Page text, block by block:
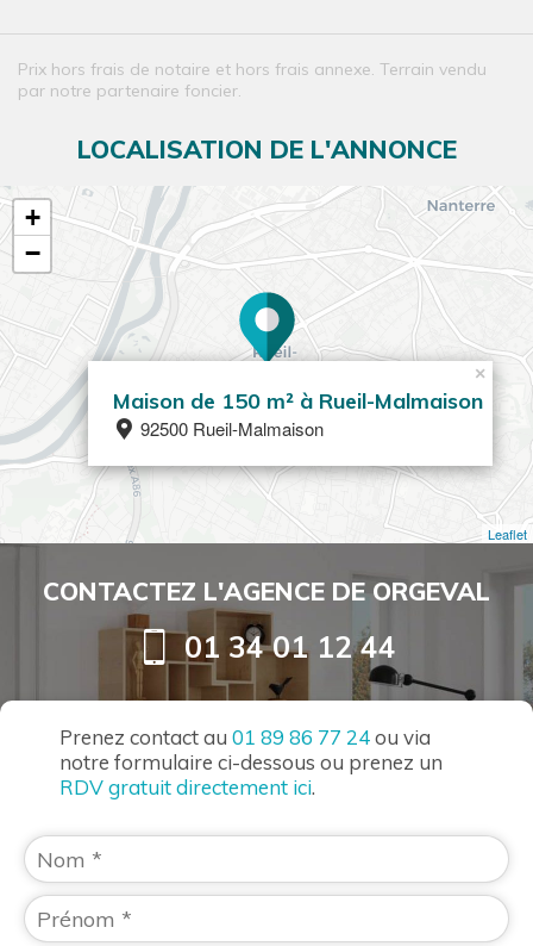
Prix hors frais de notaire et hors frais annexe. Terrain vendu
par notre partenaire foncier.
LOCALISATION DE L'ANNONCE
Maison de 150 m² à Rueil-Malmaison
92500 Rueil-Malmaison
×
+
−
Leaflet
CONTACTEZ L'AGENCE DE ORGEVAL
01 34 01 12 44
Prenez contact au 01 89 86 77 24ou via
notre formulaire ci-dessous ou prenez un
RDV gratuit directement ici.